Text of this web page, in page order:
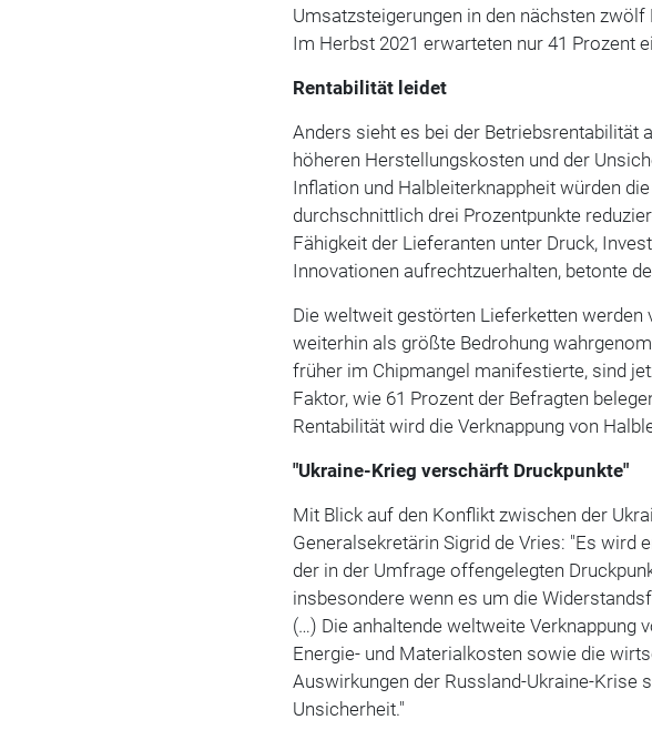
Umsatzsteigerungen in den nächsten
Im Herbst 2021 erwarteten nur 41 Prozent
Rentabilität leidet
Anders sieht es bei der Betriebsrentabilität
höheren Herstellungskosten und der
Inflation und Halbleiterknappheit würden
durchschnittlich drei Prozentpunkte
Fähigkeit der Lieferanten unter Druck,
Innovationen aufrechtzuerhalten, betonte
Die weltweit gestörten Lieferketten werden
weiterhin als größte Bedrohung
früher im Chipmangel manifestierte, sind
Faktor, wie 61 Prozent der Befragten
Rentabilität wird die Verknappung von
"Ukraine-Krieg verschärft Druckpunkte"
Mit Blick auf den Konflikt zwischen der
Generalsekretärin Sigrid de Vries: "Es wird
der in der Umfrage offengelegten
insbesondere wenn es um die
(…) Die anhaltende weltweite Verknappung
Energie- und Materialkosten sowie die
Auswirkungen der Russland-Ukraine-Krise
Unsicherheit."